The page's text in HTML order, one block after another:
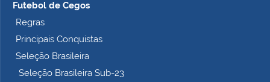
Futebol de Cegos
Regras
Principais Conquistas
Seleção Brasileira
Seleção Brasileira Sub-23